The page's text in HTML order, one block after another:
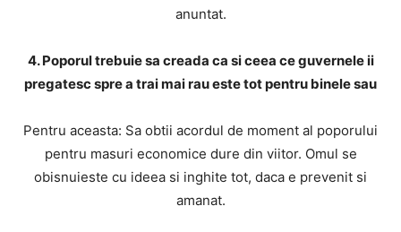
anuntat.
4. Poporul trebuie sa creada ca si ceea ce guvernele ii
pregatesc spre a trai mai rau este tot pentru binele sau
Pentru aceasta: Sa obtii acordul de moment al poporului
pentru masuri economice dure din viitor. Omul se
obisnuieste cu ideea si inghite tot, daca e prevenit si
amanat.